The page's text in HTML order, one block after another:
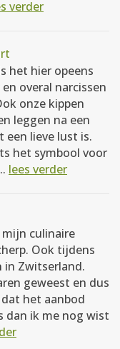
verder
het hier opeens
overal narcissen
onze kippen
leggen na een
lieve lust is.
het symbool voor
lees verder
mijn culinaire
Ook tijdens
in Zwitserland.
geweest en dus
het aanbod
dan ik me nog wist